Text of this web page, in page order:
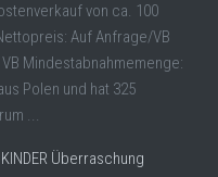
von ca. 100
Auf Anfrage/VB
Mindestabnahmemenge:
Polen und hat 325
...
KINDER Überraschung